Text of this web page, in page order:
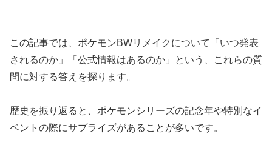
この記事では、ポケモンBWリメイクについて「いつ発表
されるのか」「公式情報はあるのか」という、これらの質
問に対する答えを探ります。
歴史を振り返ると、ポケモンシリーズの記念年や特別なイ
ベントの際にサプライズがあることが多いです。